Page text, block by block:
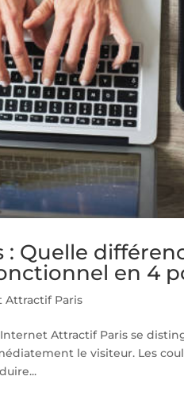
Quelle
en 4
Attractif Paris
Attractif Paris se
le visiteur. Les